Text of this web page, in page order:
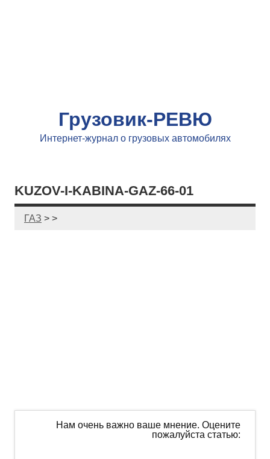
Грузовик-РЕВЮ
Интернет-журнал о грузовых автомобилях
KUZOV-I-KABINA-GAZ-66-01
ГАЗ > >
Нам очень важно ваше мнение. Оцените
пожалуйста статью: